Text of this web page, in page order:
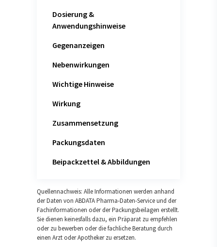
Dosierung &
Anwendungshinweise
Gegenanzeigen
Nebenwirkungen
Wichtige Hinweise
Wirkung
Zusammensetzung
Packungsdaten
Beipackzettel & Abbildungen
Quellennachweis: Alle Informationen werden anhand
der Daten von ABDATA Pharma-Daten-Service und der
Fachinformationen oder der Packungsbeilagen erstellt.
Sie dienen keinesfalls dazu, ein Präparat zu empfehlen
oder zu bewerben oder die fachliche Beratung durch
einen Arzt oder Apotheker zu ersetzen.